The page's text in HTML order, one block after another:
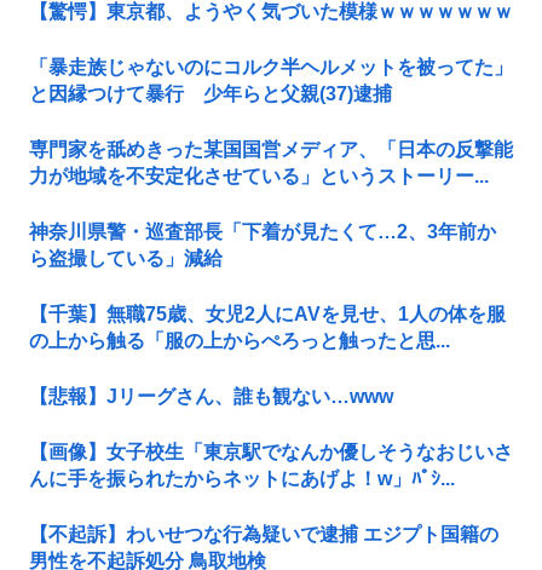
【驚愕】東京都、ようやく気づいた模様ｗｗｗｗｗｗｗ
「暴走族じゃないのにコルク半ヘルメットを被ってた」
と因縁つけて暴行 少年らと父親(37)逮捕
専門家を舐めきった某国国営メディア、「日本の反撃能
力が地域を不安定化させている」というストーリー...
神奈川県警・巡査部長「下着が見たくて…2、3年前か
ら盗撮している」減給
【千葉】無職75歳、女児2人にAVを見せ、1人の体を服
の上から触る「服の上からぺろっと触ったと思...
【悲報】Jリーグさん、誰も観ない…www
【画像】女子校生「東京駅でなんか優しそうなおじいさ
んに手を振られたからネットにあげよ！w」ﾊﾟｼ...
【不起訴】わいせつな行為疑いで逮捕 エジプト国籍の
男性を不起訴処分 鳥取地検